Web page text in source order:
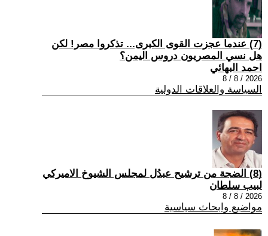
(7) عندما عجزت القوى الكبرى... تذكروا مصر! لكن
هل نسي المصريون دروس اليمن؟
احمد البهائي
2026 / 8 / 8
السياسة والعلاقات الدولية
(8) الضجة من ترشيح عبدُل لمجلس الشيوخ الاميركي
لبيب سلطان
2026 / 8 / 8
مواضيع وابحاث سياسية